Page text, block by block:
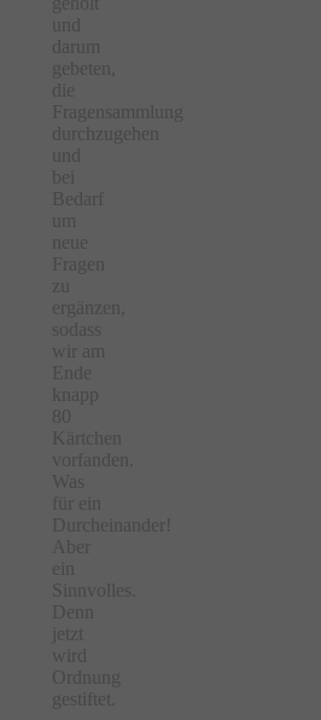
und
darum
gebeten,
die
Fragensammlung
durchzugehen
und
bei
Bedarf
um
neue
Fragen
zu
ergänzen,
sodass
wir am
Ende
knapp
80
Kärtchen
vorfanden.
Was
für ein
Durcheinander!
Aber
ein
Sinnvolles.
Denn
jetzt
wird
Ordnung
gestiftet.